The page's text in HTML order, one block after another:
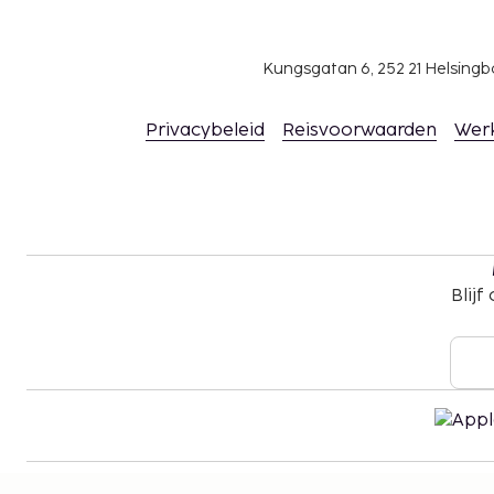
Kungsgatan 6, 252 21
Privacybeleid Reisvoorwaarden
Blijf